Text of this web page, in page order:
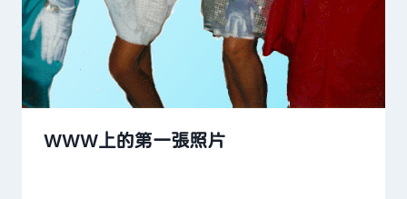
WWW上的第一張照片